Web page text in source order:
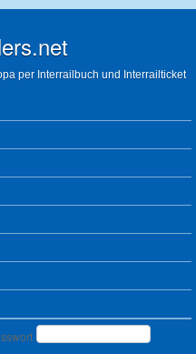
per Interrailbuch und Interrailticket